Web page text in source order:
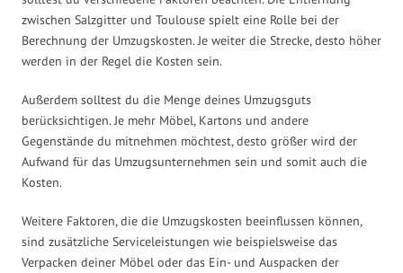
zwischen Salzgitter und Toulouse spielt eine Rolle bei der
Berechnung der Umzugskosten. Je weiter die Strecke, desto höher
werden in der Regel die Kosten sein.
Außerdem solltest du die Menge deines Umzugsguts
berücksichtigen. Je mehr Möbel, Kartons und andere
Gegenstände du mitnehmen möchtest, desto größer wird der
Aufwand für das Umzugsunternehmen sein und somit auch die
Kosten.
Weitere Faktoren, die die Umzugskosten beeinflussen können,
sind zusätzliche Serviceleistungen wie beispielsweise das
Verpacken deiner Möbel oder das Ein- und Auspacken der